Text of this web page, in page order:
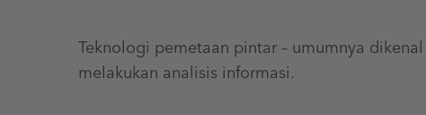
Teknologi pemetaan pintar – umumnya
melakukan analisis informasi.